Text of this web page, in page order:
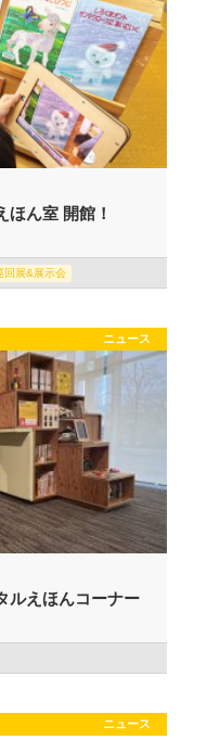
ほん室 開館！
回展&展示会
ニュース
ルえほんコーナー
ニュース